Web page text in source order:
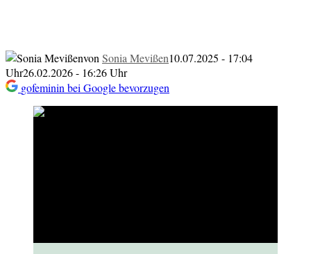
von Sonia Mevißen10.07.2025 - 17:04
Uhr26.02.2026 - 16:26 Uhr
gofeminin bei Google bevorzugen